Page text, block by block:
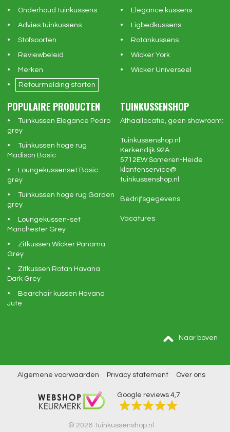
Onderhoud tuinkussens
Advies tuinkussens
Stofsoorten
Reviewbeleid
Merken
Retourmelding starten
Elegance kussens
Ligbedkussens
Rotankussens
Wicker York
Wicker Universeel
POPULAIRE PRODUCTEN
Tuinkussen Elegance Pedro
grey
Tuinkussen hoge rug
Madison Basic
Loungekussenset Basic
grey
Tuinkussen hoge rug Garden
grey
Loungekussen-set
Manchester Grey
Zitkussen Wicker Panama
Grey
Zitkussen Rotan Havana
Dark Grey
Bearchair kussen Havana
Jute
TUINKUSSENSHOP
Afhaallocatie, geen showroom:
Tuinkussenshop.nl
Kerkendijk 92A
5712EW Someren-Heide
klantenservice@
tuinkussenshop.nl
Bedrijfsgegevens
Vacatures
Naar boven
Algemene voorwaarden Privacy statement Over ons
Google reviews 4,7
© 2026 Tuinkussenshop.nl